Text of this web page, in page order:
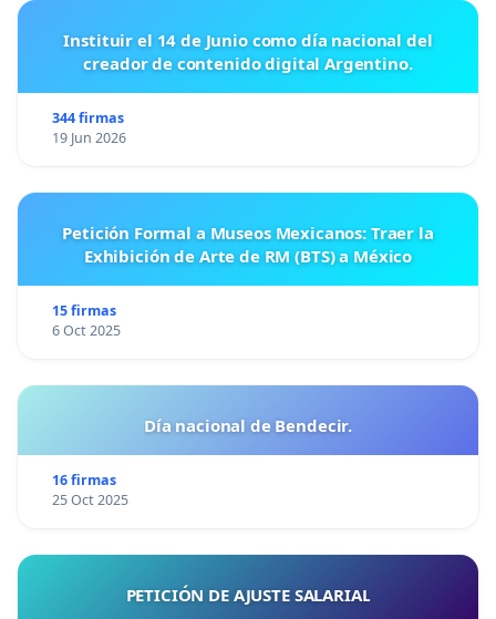
Instituir el 14 de Junio como día nacional del
creador de contenido digital Argentino.
344 firmas
19 Jun 2026
Petición Formal a Museos Mexicanos: Traer la
Exhibición de Arte de RM (BTS) a México
15 firmas
6 Oct 2025
Día nacional de Bendecir.
16 firmas
25 Oct 2025
PETICIÓN DE AJUSTE SALARIAL